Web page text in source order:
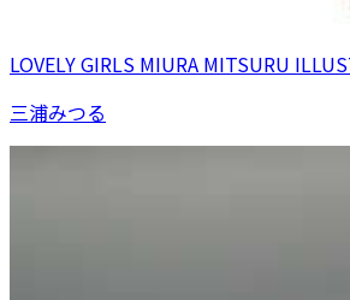
LOVELY GIRLS MIURA MITSURU
三浦みつる